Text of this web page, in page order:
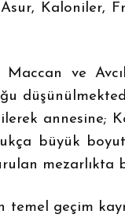
Kaloniler,
ve
annesine;
büyük
mezarlıkta
temel geçim